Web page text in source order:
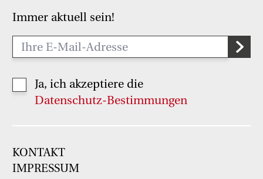
Immer aktuell sein!
Ja, ich akzeptiere die
Datenschutz-Bestimmungen
KONTAKT
IMPRESSUM